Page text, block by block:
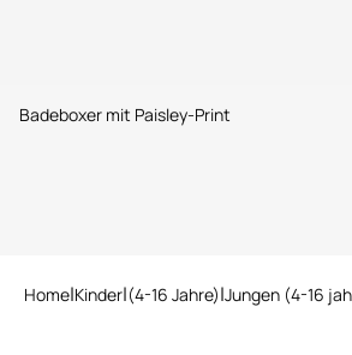
Badeboxer mit Paisley-Print
Home Kinder (4-16 Jahre) Jungen (4-16